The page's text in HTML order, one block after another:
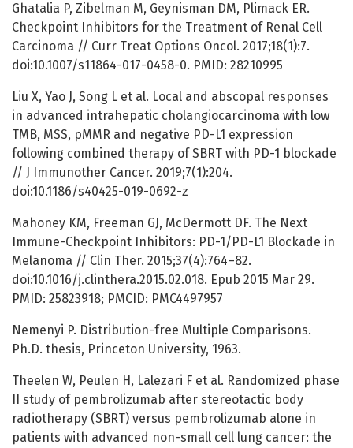
Ghatalia P, Zibelman M, Geynisman DM, Plimack ER.
Checkpoint Inhibitors for the Treatment of Renal Cell
Carcinoma // Curr Treat Options Oncol. 2017;18(1):7.
doi:10.1007/s11864-017-0458-0. PMID: 28210995
Liu X, Yao J, Song L et al. Local and abscopal responses
in advanced intrahepatic cholangiocarcinoma with low
TMB, MSS, pMMR and negative PD-L1 expression
following combined therapy of SBRT with PD-1 blockade
// J Immunother Cancer. 2019;7(1):204.
doi:10.1186/s40425-019-0692-z
Mahoney KM, Freeman GJ, McDermott DF. The Next
Immune-Checkpoint Inhibitors: PD-1/PD-L1 Blockade in
Melanoma // Clin Ther. 2015;37(4):764–82.
doi:10.1016/j.clinthera.2015.02.018. Epub 2015 Mar 29.
PMID: 25823918; PMCID: PMC4497957
Nemenyi P. Distribution-free Multiple Comparisons.
Ph.D. thesis, Princeton University, 1963.
Theelen W, Peulen H, Lalezari F et al. Randomized phase
II study of pembrolizumab after stereotactic body
radiotherapy (SBRT) versus pembrolizumab alone in
patients with advanced non-small cell lung cancer: the